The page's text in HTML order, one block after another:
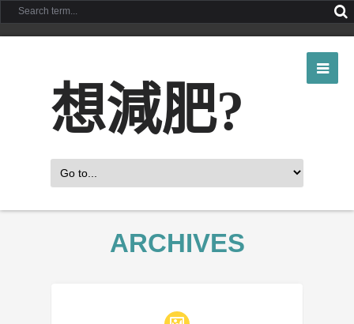
想減肥?
ARCHIVES